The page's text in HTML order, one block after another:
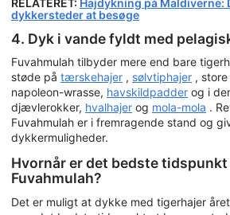
dykkersteder at besøge
4. Dyk i vande fyldt med
Fuvahmulah tilbyder mere end bare
støde på tærskehajer , sølvtiphajer ,
napoleon-wrasse, havskildpadder og i
djævlerokker, hvalhajer og mola-mola .
Fuvahmulah er i fremragende stand og
dykkermuligheder.
Hvornår er det bedste tidspunkt
Fuvahmulah?
Det er muligt at dykke med tigerhajer